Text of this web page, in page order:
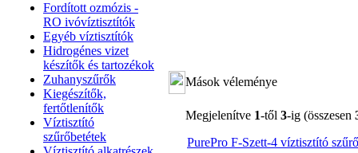
Fordított ozmózis -
RO ivóvíztisztítók
Egyéb víztisztítók
Hidrogénes vizet
készítők és tartozékok
Zuhanyszűrők
Kiegészítők,
fertőtlenítők
Víztisztító
szűrőbetétek
Mások véleménye
Megjelenítve 1-től 3-ig (összesen
PurePro F-Szett-4 víztisztító